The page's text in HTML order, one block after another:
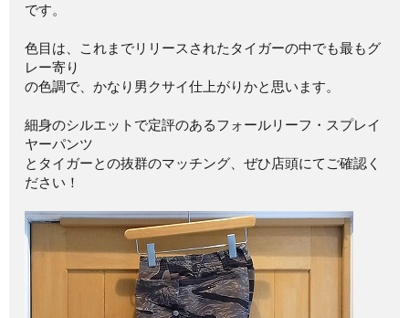
です。
色目は、これまでリリースされたタイガーの中でも最もグ
レー寄り
の色調で、かなり男クサイ仕上がりかと思います。
細身のシルエットで定評のあるフォールリーフ・スプレイ
ヤーパンツ
とタイガーとの抜群のマッチング、ぜひ店頭にてご確認く
ださい！